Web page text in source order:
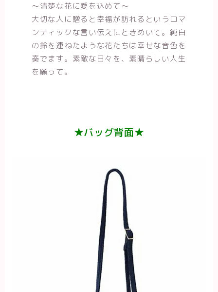
～清楚な花に愛を込めて～
大切な人に贈ると幸福が訪れるというロマ
ンティックな言い伝えにときめいて。純白
の鈴を連ねたような花たちは幸せな音色を
奏でます。素敵な日々を、素晴らしい人生
を願って。
★バッグ背面★